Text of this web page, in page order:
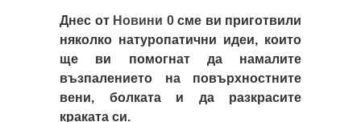
Днес от Новини 0сме ви приготвили
няколко натуропатични идеи, които
ще ви помогнат да намалите
възпалението на повърхностните
вени, болката и да разкрасите
краката си.